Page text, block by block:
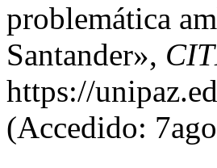
problemática
Santander»,
https://
(Accedido: